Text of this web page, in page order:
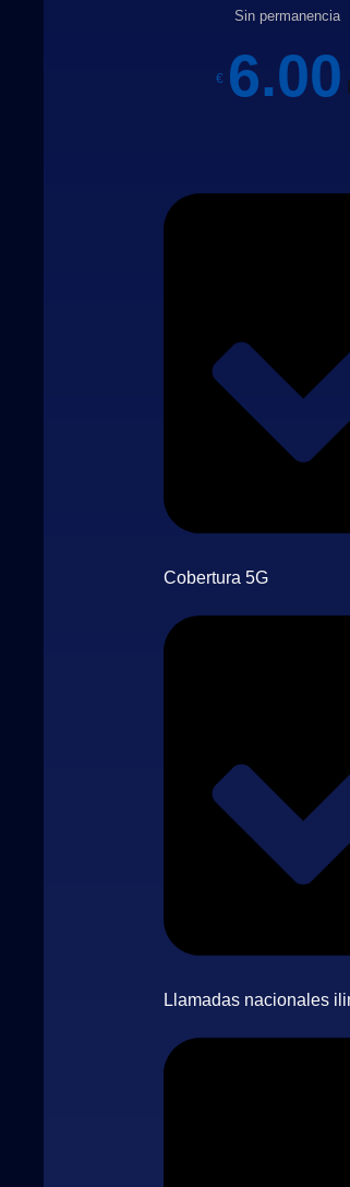
Sin permanencia
€ 6.00
Cobertura 5G
Llamadas nacionales